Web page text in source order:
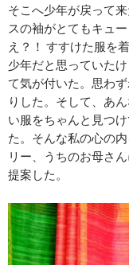
そこへ少年が戻って
スの袖がとてもキュ
え？！ すすけた服を
少年だと思っていた
て気が付いた。思わ
りした。そして、あ
い服をちゃんと見つ
た。そんな私の心の
リー、うちのお母さ
提案した。